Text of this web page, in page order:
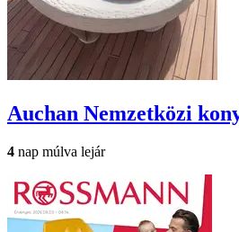
Auchan Nemzetközi
4 nap múlva lejár